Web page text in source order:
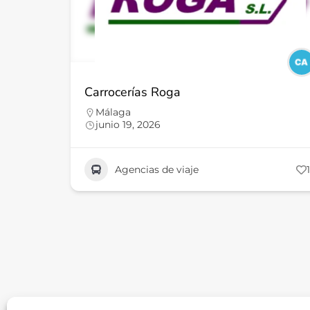
Carrocerías Roga
Málaga
junio 19, 2026
Agencias de viaje